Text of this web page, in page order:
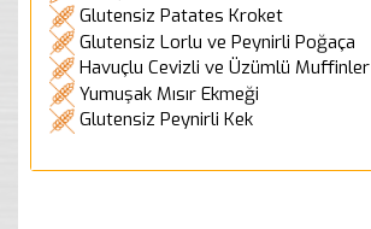
Glutensiz Patates Kroket
Glutensiz Lorlu ve Peynirli Poğaça
Havuçlu Cevizli ve Üzümlü Muffinler
Yumuşak Mısır Ekmeği
Glutensiz Peynirli Kek